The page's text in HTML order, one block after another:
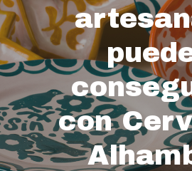
con